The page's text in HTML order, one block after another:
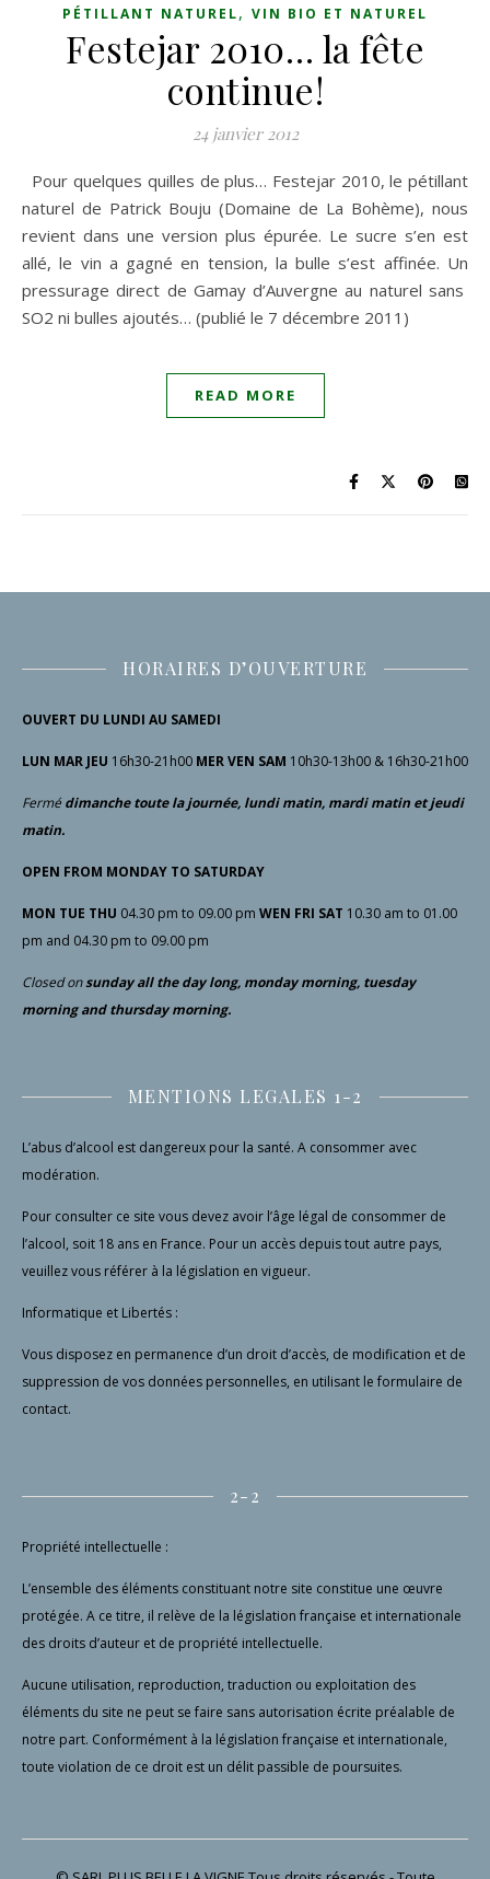
PÉTILLANT NATUREL, VIN BIO ET NATUREL
Festejar 2010… la fête
continue!
24 janvier 2012
Pour quelques quilles de plus… Festejar 2010, le pétillant
naturel de Patrick Bouju (Domaine de La Bohème), nous
revient dans une version plus épurée. Le sucre s’en est
allé, le vin a gagné en tension, la bulle s’est affinée. Un
pressurage direct de Gamay d’Auvergne au naturel sans
SO2 ni bulles ajoutés… (publié le 7 décembre 2011)
READ MORE
HORAIRES D’OUVERTURE
OUVERT DU LUNDI AU SAMEDI
LUN MAR JEU 16h30-21h00 MER VEN SAM 10h30-13h00 & 16h30-21h00
Fermé dimanche toute la journée, lundi matin, mardi matin et jeudi
matin.
OPEN FROM MONDAY TO SATURDAY
MON TUE THU 04.30 pm to 09.00 pm WEN FRI SAT 10.30 am to 01.00
pm and 04.30 pm to 09.00 pm
Closedonsunday all the day long, monday morning, tuesday
morning and thursday morning.
MENTIONS LEGALES 1-2
L’abus d’alcool est dangereux pour la santé. A consommer avec
modération.
Pour consulter ce site vous devez avoir l’âge légal de consommer de
l’alcool, soit 18 ans en France. Pour un accès depuis tout autre pays,
veuillez vous référer à la législation en vigueur.
Informatique et Libertés :
Vous disposez en permanence d’un droit d’accès, de modification et de
suppression de vos données personnelles, en utilisant le formulaire de
contact.
2-2
Propriété intellectuelle :
L’ensemble des éléments constituant notre site constitue une œuvre
protégée. A ce titre, il relève de la législation française et internationale
des droits d’auteur et de propriété intellectuelle.
Aucune utilisation, reproduction, traduction ou exploitation des
éléments du site ne peut se faire sans autorisation écrite préalable de
notre part. Conformément à la législation française et internationale,
toute violation de ce droit est un délit passible de poursuites.